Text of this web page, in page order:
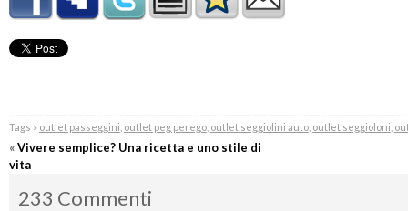
Tags » outlet passeggini outlet peg perego, outlet seggiolini auto, outlet seggioloni
«Vivere semplice? Una ricetta e uno stile di
vita
233 Commenti